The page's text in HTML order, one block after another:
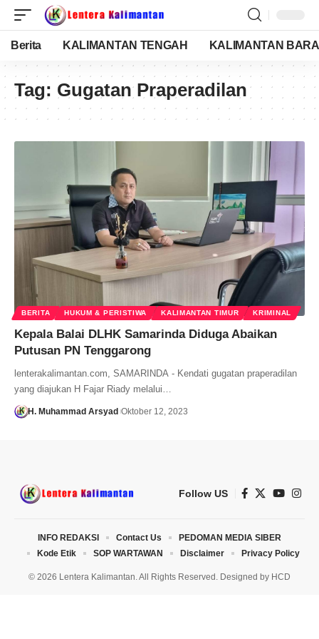
Berita KALIMANTAN TENGAH KALIMANTAN
Tag: Gugatan Praperadilan
BERITA HUKUM & PERISTIWA KALIMANTAN TIMUR KRIMINAL
Kepala Balai DLHK Samarinda Diduga Abaikan
Putusan PN Tenggarong
lenterakalimantan.com, SAMARINDA - Kendati gugatan praperadilan
yang diajukan H Fajar Riady melalui…
H. Muhammad Arsyad Oktober 12, 2023
Follow US
© 2026 Lentera Kalimantan. All Rights Reserved. Designed by HCD
INFO REDAKSI Contact Us
PEDOMAN MEDIA SIBER
Kode Etik
SOP WARTAWAN Disclaimer Privacy Policy